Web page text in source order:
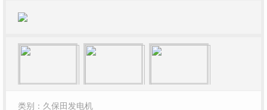
类别：久保田发电机